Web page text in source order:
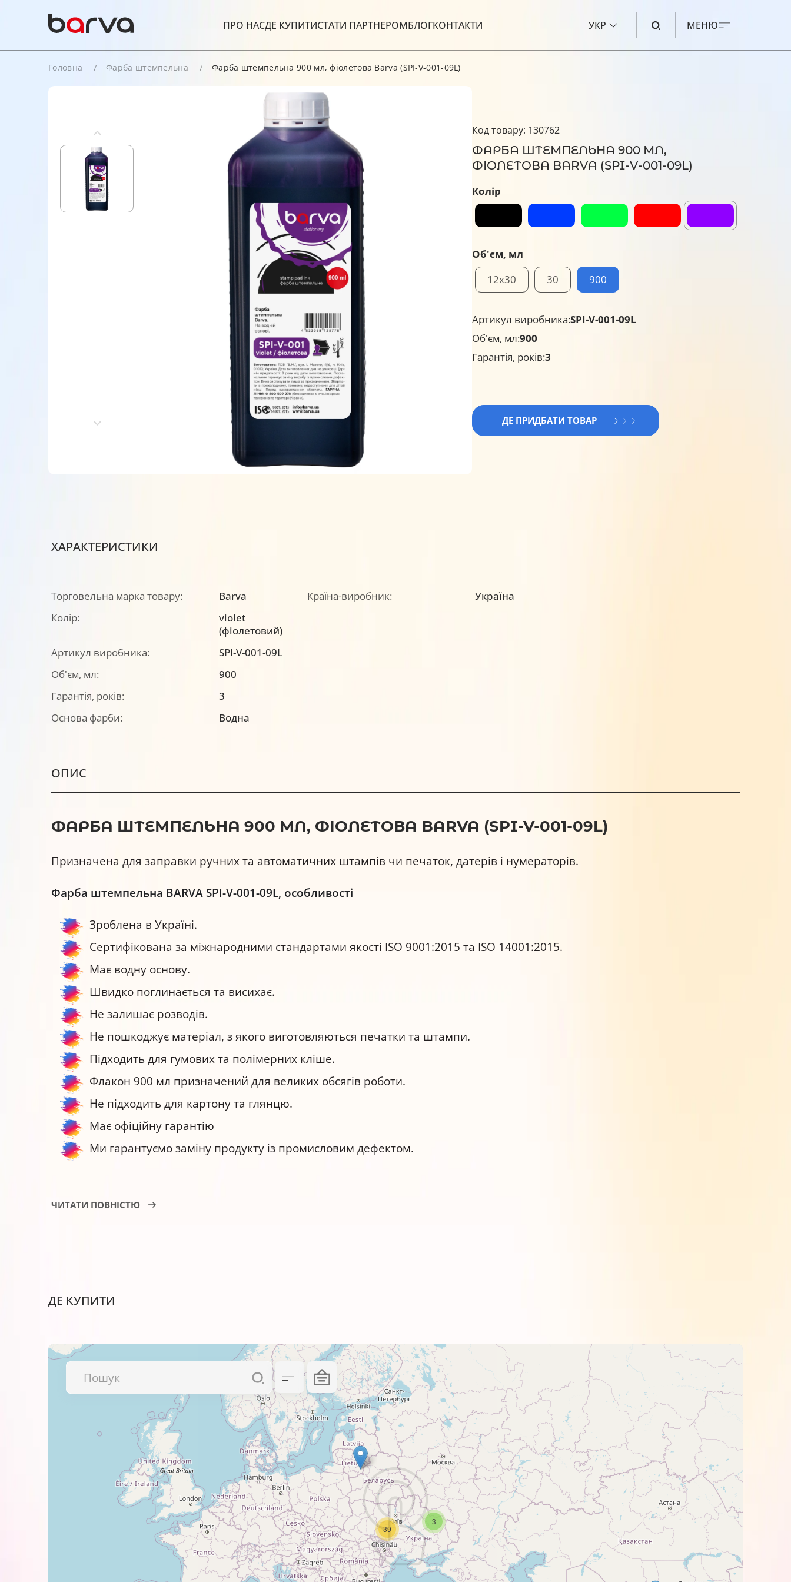
ПРО НАСДЕ КУПИТИСТАТИ ПАРТНЕРОМБЛОГКОНТАКТИ УКР МЕНЮ
ЧОРНИЛО ДЛЯ BROTHER
Головна Фарба штемпельна Фарба штемпельна 900 мл, фіолетова Barva (SPI-V-001-09L)
Код товару: 130762
ФАРБА ШТЕМПЕЛЬНА 900 МЛ,
ФІОЛЕТОВА BARVA (SPI-V-001-09L)
Колір
Об'єм, мл
12х30
30 900
Артикул виробника:SPI-V-001-09L
Об'єм, мл:900
Гарантія, років:3
ДЕ ПРИДБАТИ ТОВАР
ХАРАКТЕРИСТИКИ
Торговельна марка товару:
Barva
Колір:
violet
(фіолетовий)
Артикул виробника:
SPI-V-001-09L
Об'єм, мл:
900
Гарантія, років:
3
Основа фарби:
Водна
Країна-виробник: Україна
ОПИС
ФАРБА ШТЕМПЕЛЬНА 900 МЛ, ФІОЛЕТОВА BARVA (SPI-V-001-09L)
Призначена для заправки ручних та автоматичних штампів чи печаток, датерів і нумераторів.
Фарба штемпельна BARVA SPI-V-001-09L, особливості
Зроблена в Україні.
Сертифікована за міжнародними стандартами якості ISO 9001:2015 та ISO 14001:2015.
Має водну основу.
Швидко поглинається та висихає.
Не залишає розводів.
Не пошкоджує матеріал, з якого виготовляються печатки та штампи.
Підходить для гумових та полімерних кліше.
Флакон 900 мл призначений для великих обсягів роботи.
Не підходить для картону та глянцю.
Має офіційну гарантію
Ми гарантуємо заміну продукту із промисловим дефектом.
Зачекайте кілька хвилин.
Залежно від моделі штампа, датера чи нумератора процес зняття подушки може відрізнятись. Дотримуйтесь рекомендацій
виробника щодо правильної заправки фарбою.
Звертайте увагу на колір і тип фарби, яка використовувалася до цього. Дана штемпельна фарба має водну основу, колір –
violet (фіолетовий).
ЧИТАТИ ПОВНІСТЮ
ДЕ КУПИТИ
3
39